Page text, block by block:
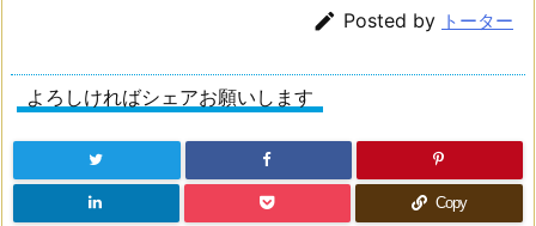
 Posted by トーター
よろしければシェアお願いします
Copy